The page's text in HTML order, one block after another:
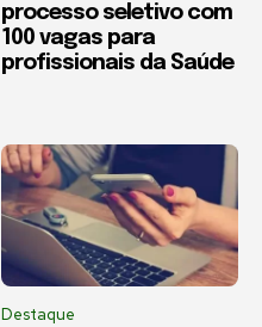
processo seletivo com
100 vagas para
profissionais da Saúde
Destaque